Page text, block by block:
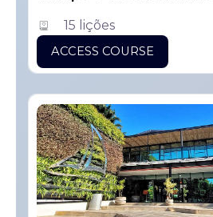
15 lições
ACCESS COURSE